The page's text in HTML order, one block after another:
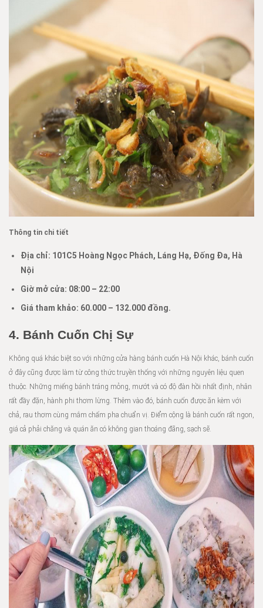
Thông tin chi tiết
Địa chỉ: 101C5 Hoàng Ngọc Phách, Láng Hạ, Đống Đa, Hà
Nội
Giờ mở cửa: 08:00 – 22:00
Giá tham khảo: 60.000 – 132.000 đồng.
4. Bánh Cuốn Chị Sự
Không quá khác biệt so với những cửa hàng bánh cuốn Hà Nội khác, bánh cuốn
ở đây cũng được làm từ công thức truyền thống với những nguyên liệu quen
thuộc. Những miếng bánh tráng mỏng, mướt và có độ đàn hồi nhất định, nhân
rất đầy đặn, hành phi thơm lừng. Thêm vào đó, bánh cuốn được ăn kèm với
chả, rau thơm cùng mắm chấm pha chuẩn vị. Điểm cộng là bánh cuốn rất ngon,
giá cả phải chăng và quán ăn có không gian thoáng đãng, sạch sẽ.